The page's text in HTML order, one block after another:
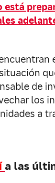
está
de
los
a
a las